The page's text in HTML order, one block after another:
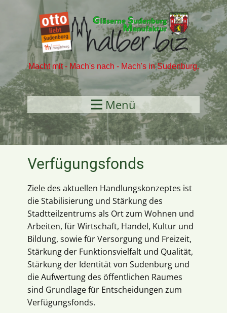
Macht mit - Mach's nach - Mach's in Sudenburg​.
Menü
Verfügungsfonds
Ziele des aktuellen Handlungskonzeptes ist
die Stabilisierung und Stärkung des
Stadtteilzentrums als Ort zum Wohnen und
Arbeiten, für Wirtschaft, Handel, Kultur und
Bildung, sowie für Versorgung und Freizeit,
Stärkung der Funktionsvielfalt und Qualität,
Stärkung der Identität von Sudenburg und
die Aufwertung des öffentlichen Raumes
sind Grundlage für Entscheidungen zum
Verfügungsfonds.